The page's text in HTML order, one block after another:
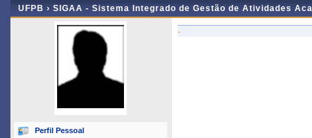
UFPB › SIGAA - Sistema Integrado de Gestão de Atividades
Perfil Pessoal
-